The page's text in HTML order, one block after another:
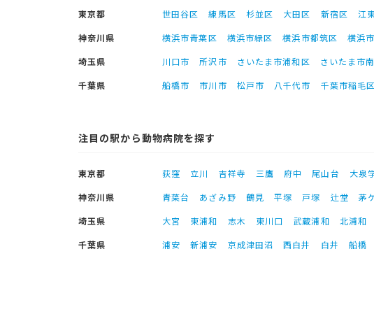
東京都 世田谷区 練馬区 杉並区 大田区 新宿区 江
神奈川県
横浜市青葉区 横浜市緑区 横浜市都筑区 横浜
埼玉県
川口市 所沢市 さいたま市浦和区 さいたま市
千葉県
船橋市 市川市 松戸市 八千代市 千葉市稲毛区
注目の駅から動物病院を探す
東京都 荻窪 立川 吉祥寺 三鷹 府中 尾山台 大泉
神奈川県
青葉台 あざみ野 鶴見 平塚 戸塚 辻堂 茅
埼玉県
大宮 東浦和 志木 東川口 武蔵浦和 北浦和
千葉県
浦安 新浦安 京成津田沼 西白井 白井 船橋